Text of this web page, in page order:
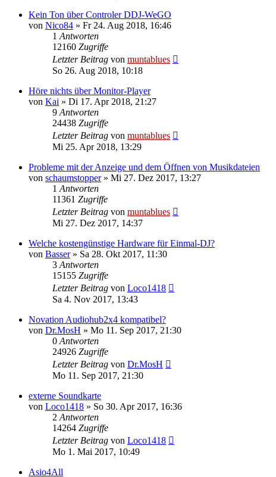
Kein Ton über Controler DDJ-WeGO
von Nico84 » Fr 24. Aug 2018, 16:46
1 Antworten
12160 Zugriffe
Letzter Beitrag von muntablues
So 26. Aug 2018, 10:18
Höre nichts über Monitor-Player
von Kai » Di 17. Apr 2018, 21:27
9 Antworten
24438 Zugriffe
Letzter Beitrag von muntablues
Mi 25. Apr 2018, 13:29
Probleme mit der Anzeige und dem Öffnen von Musikdateien
von schaumstopper» Mi 27. Dez 2017, 13:27
1 Antworten
11361 Zugriffe
Letzter Beitrag von muntablues
Mi 27. Dez 2017, 14:37
Welche kostengünstige Hardware für Einmal-DJ?
von Basser» Sa 28. Okt 2017, 11:30
3 Antworten
15155 Zugriffe
Letzter Beitrag von Loco1418
Sa 4. Nov 2017, 13:43
Novation Audiohub2x4 kompatibel?
von Dr.MosH » Mo 11. Sep 2017, 21:30
0 Antworten
24926 Zugriffe
Letzter Beitrag von Dr.MosH
Mo 11. Sep 2017, 21:30
externe Soundkarte
von Loco1418 » So 30. Apr 2017, 16:36
2 Antworten
14264 Zugriffe
Letzter Beitrag von Loco1418
Mo 1. Mai 2017, 10:49
Asio4All